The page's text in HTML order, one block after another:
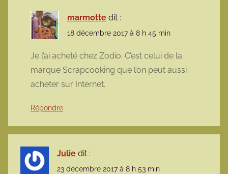
marmotte dit :
18 décembre 2017 à 8 h 45 min
Je l’ai acheté chez Zodio. C’est celui de la
marque Scrapcooking que l’on peut aussi
acheter sur Internet.
Répondre
Julie dit :
23 décembre 2017 à 8 h 53 min